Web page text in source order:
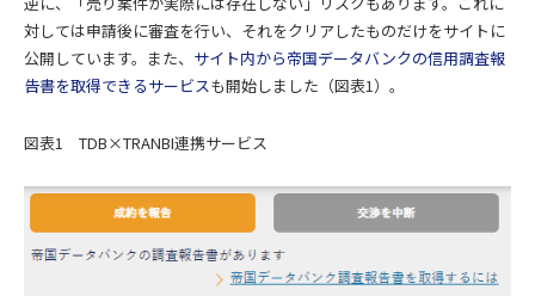
対しては申請後に審査を行い、それをクリアしたものだけをサイトに
公開しています。また、 サイト内から帝国データバンクの信用調査報
告書を取得できるサービスも開始しました（図表1）。
図表1 TDB×TRANBI連携サービス